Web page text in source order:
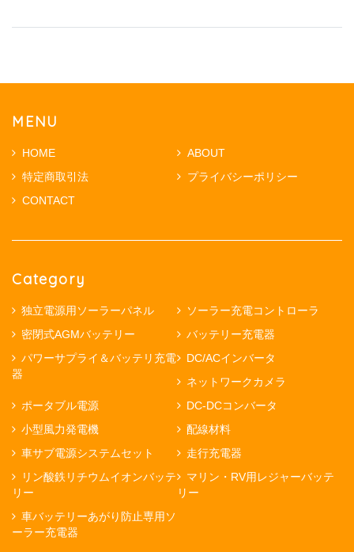
MENU
HOME
ABOUT
特定商取引法
プライバシーポリシー
CONTACT
Category
独立電源用ソーラーパネル
ソーラー充電コントローラ
密閉式AGMバッテリー
バッテリー充電器
パワーサプライ＆バッテリ充電
器
DC/ACインバータ
ネットワークカメラ
ポータブル電源
DC-DCコンバータ
小型風力発電機
配線材料
車サブ電源システムセット
走行充電器
リン酸鉄リチウムイオンバッテ
リー
マリン・RV用レジャーバッテ
リー
車バッテリーあがり防止専用ソ
ーラー充電器